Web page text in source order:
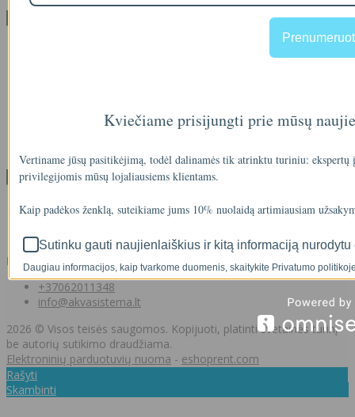
Dovanų kuponai
Klientams
Klientams
Užsakymų istorija
Norų sąrašas
Kontaktai
+37062011348
info@akvasistema.lt
2026 © Visos teisės saugomos. Kopijuoti, platinti svetainės turinį
be autorių sutikimo draudžiama.
Elektroninių parduotuvių nuoma - eshoprent.com
Rašyti
Skambinti
Kviečiame prisijungti prie mūsų
Vertiname jūsų pasitikėjimą, todėl dalinamės tik atrinktu turiniu:
privilegijomis mūsų lojaliausiems klientams.
Kaip padėkos ženklą, suteikiame jums 10% nuolaidą artimiausiam
Sutinku gauti naujienlaiškius ir kitą informaciją
Daugiau informacijos, kaip tvarkome duomenis, skaitykite Privatumo